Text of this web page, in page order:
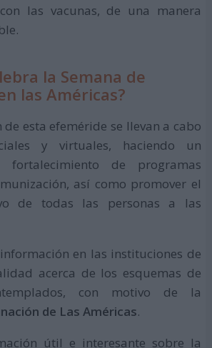
las vacunas, de una manera
la Semana de
las Américas?
de esta efeméride se llevan a cabo
y virtuales, haciendo un
fortalecimiento de programas
así como promover el
de todas las personas a las
en las instituciones de
acerca de los esquemas de
con motivo de la
de Las Américas.
útil e interesante sobre la